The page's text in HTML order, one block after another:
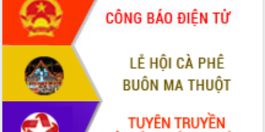
Hội nghị triển khai kết nối mạng
truyền số liệu chuyên dùng phục vụ cơ
quan Đảng, Nhà nước
Lễ phát động chuỗi hoạt động chung
tay làm sạch môi trường
Xã Ea Kar bước chuyển mình trong
công tác cải cách hành chính mô hình
UBND tỉnh họp báo định kỳ tháng 4
năm 2026